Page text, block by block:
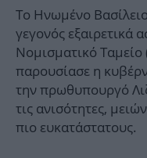
Το Ηνωμένο
γεγονός εξαιρετικά
Νομισματικό
παρουσίασε η
την πρωθυπουργό
τις ανισότητες,
πιο ευκατάστατους.